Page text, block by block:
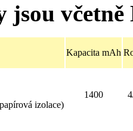
jsou včetně
Kapacita mAh
izolace)
1400